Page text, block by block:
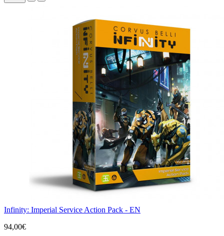
Infinity: Imperial Service Action Pack - EN
94,00€